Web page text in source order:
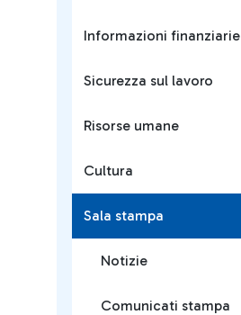
Informazioni finanziarie
Sicurezza sul lavoro
Risorse umane
Cultura
Sala stampa
Notizie
Comunicati stampa